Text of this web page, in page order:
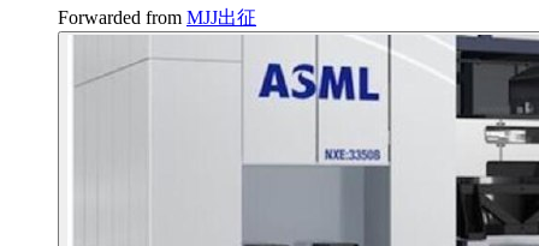
Forwarded from MJJ出征